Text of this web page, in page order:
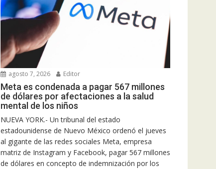
agosto 7, 2026 Editor
Meta es condenada a pagar 567 millones
de dólares por afectaciones a la salud
mental de los niños
NUEVA YORK.- Un tribunal del estado
estadounidense de Nuevo México ordenó el jueves
al gigante de las redes sociales Meta, empresa
matriz de Instagram y Facebook, pagar 567 millones
de dólares en concepto de indemnización por los